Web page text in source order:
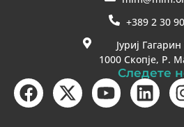
+389 2 30
Јуриј
1000 Скопје, Р.
Следете